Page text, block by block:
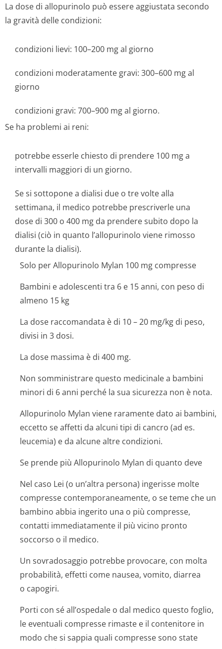
La dose di allopurinolo può essere aggiustata secondo
la gravità delle condizioni:
condizioni lievi: 100–200 mg al giorno
condizioni moderatamente gravi: 300–600 mg al
giorno
condizioni gravi: 700–900 mg al giorno.
Se ha problemi ai reni:
potrebbe esserle chiesto di prendere 100 mg a
intervalli maggiori di un giorno.
Se si sottopone a dialisi due o tre volte alla
settimana, il medico potrebbe prescriverle una
dose di 300 o 400 mg da prendere subito dopo la
dialisi (ciò in quanto l’allopurinolo viene rimosso
durante la dialisi).
Solo per Allopurinolo Mylan 100 mg compresse
Bambini e adolescenti tra 6 e 15 anni, con peso di
almeno 15 kg
La dose raccomandata è di 10 – 20 mg/kg di peso,
divisi in 3 dosi.
La dose massima è di 400 mg.
Non somministrare questo medicinale a bambini
minori di 6 anni perché la sua sicurezza non è nota.
Allopurinolo Mylan viene raramente dato ai bambini,
eccetto se affetti da alcuni tipi di cancro (ad es.
leucemia) e da alcune altre condizioni.
Se prende più Allopurinolo Mylan di quanto deve
Nel caso Lei (o un’altra persona) ingerisse molte
compresse contemporaneamente, o se teme che un
bambino abbia ingerito una o più compresse,
contatti immediatamente il più vicino pronto
soccorso o il medico.
Un sovradosaggio potrebbe provocare, con molta
probabilità, effetti come nausea, vomito, diarrea
o capogiri.
Porti con sé all’ospedale o dal medico questo foglio,
le eventuali compresse rimaste e il contenitore in
modo che si sappia quali compresse sono state